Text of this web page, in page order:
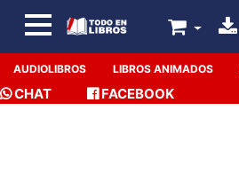
AUDIOLIBROS LIBROS ANIMADOS
CHAT FACEBOOK